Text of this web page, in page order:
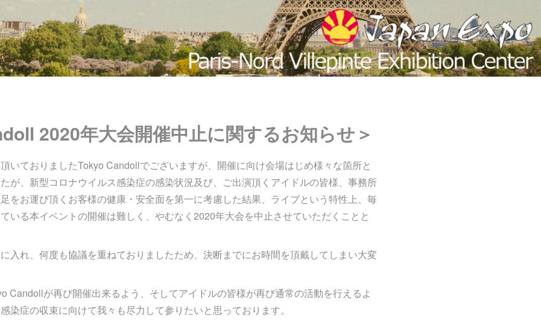
2020年大会開催中止に関するお知らせ＞
いておりましたTokyo Candollでございますが、開催に向け会場はじめ様々な箇所と
が、新型コロナウイルス感染症の感染状況及び、ご出演頂くアイドルの皆様、事務所
をお運び頂くお客様の健康・安全面を第一に考慮した結果、ライブという特性上、毎
いる本イベントの開催は難しく、やむなく2020年大会を中止させていただくことと
入れ、何度も協議を重ねておりましたため、決断までにお時間を頂戴してしまい大変
Candollが再び開催出来るよう、そしてアイドルの皆様が再び通常の活動を行えるよ
染症の収束に向けて我々も尽力して参りたいと思っております。